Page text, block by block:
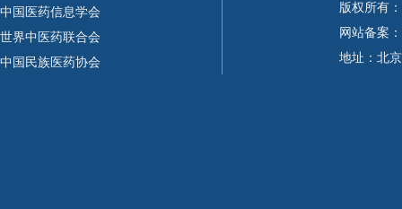
版权所有
网站备案：
地址：北
中国医药信息学会
世界中医药联合会
中国民族医药协会